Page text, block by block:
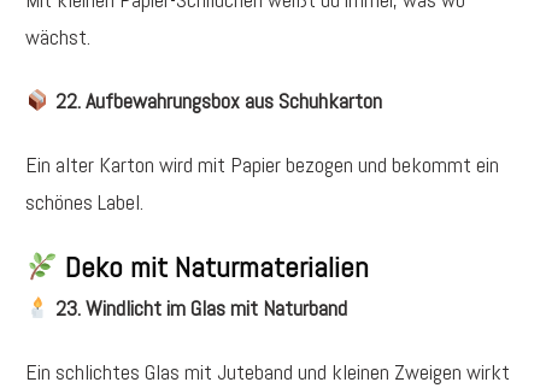
wächst.
22. Aufbewahrungsbox aus Schuhkarton
Ein alter Karton wird mit Papier bezogen und bekommt ein
schönes Label.
Deko mit Naturmaterialien
23. Windlicht im Glas mit Naturband
Ein schlichtes Glas mit Juteband und kleinen Zweigen wirkt